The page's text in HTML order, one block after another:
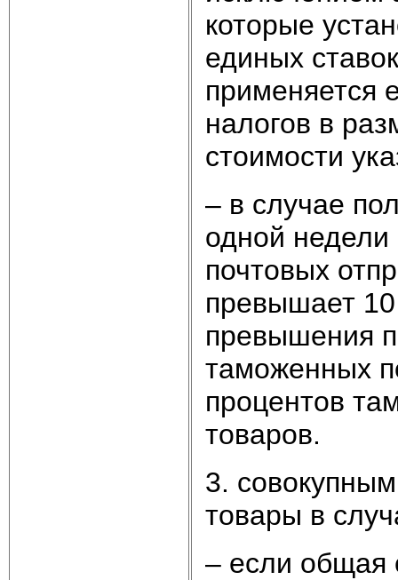
которые
единых
применяется
налогов в
стоимости
– в случае
одной
почтовых
превышает 10
превышения
таможенных
процентов
товаров.
3.
товары в
– если общая